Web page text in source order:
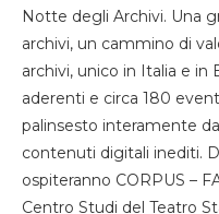
Notte degli Archivi. Una
archivi, un cammino di
archivi, unico in Italia e in
aderenti e circa 180
palinsesto interamente
contenuti digitali inediti.
ospiteranno CORPUS –
Centro Studi del Teatro